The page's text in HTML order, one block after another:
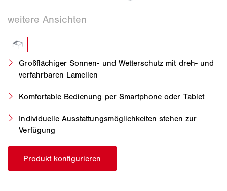
Großflächiger Sonnen- und Wetterschutz mit dreh- und
verfahrbaren Lamellen
Komfortable Bedienung per Smartphone oder Tablet
Individuelle Ausstattungsmöglichkeiten stehen zur
Verfügung